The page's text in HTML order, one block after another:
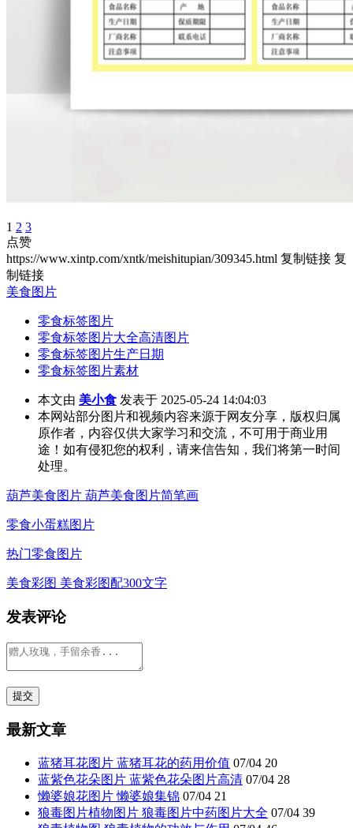
1 2 3
点赞
https://www.xintp.com/xntk/meishitupian/309345.html 复制链接 复
制链接
美食图片
零食标签图片
零食标签图片大全高清图片
零食标签图片生产日期
零食标签图片素材
本文由 美小食 发表于 2025-05-24 14:04:03
本网站部分图片和视频内容来源于网友分享，版权归属
原作者，内容仅供大家学习和交流，不可用于商业用
途！如有侵犯您的权利，请来信告知，我们将第一时间
处理。
葫芦美食图片 葫芦美食图片简笔画
零食小蛋糕图片
热门零食图片
美食彩图 美食彩图配300文字
发表评论
最新文章
蓝猪耳花图片 蓝猪耳花的药用价值 07/04 20
蓝紫色花朵图片 蓝紫色花朵图片高清 07/04 28
懒婆娘花图片 懒婆娘集锦 07/04 21
狼毒图片植物图片 狼毒图片中药图片大全 07/04 39